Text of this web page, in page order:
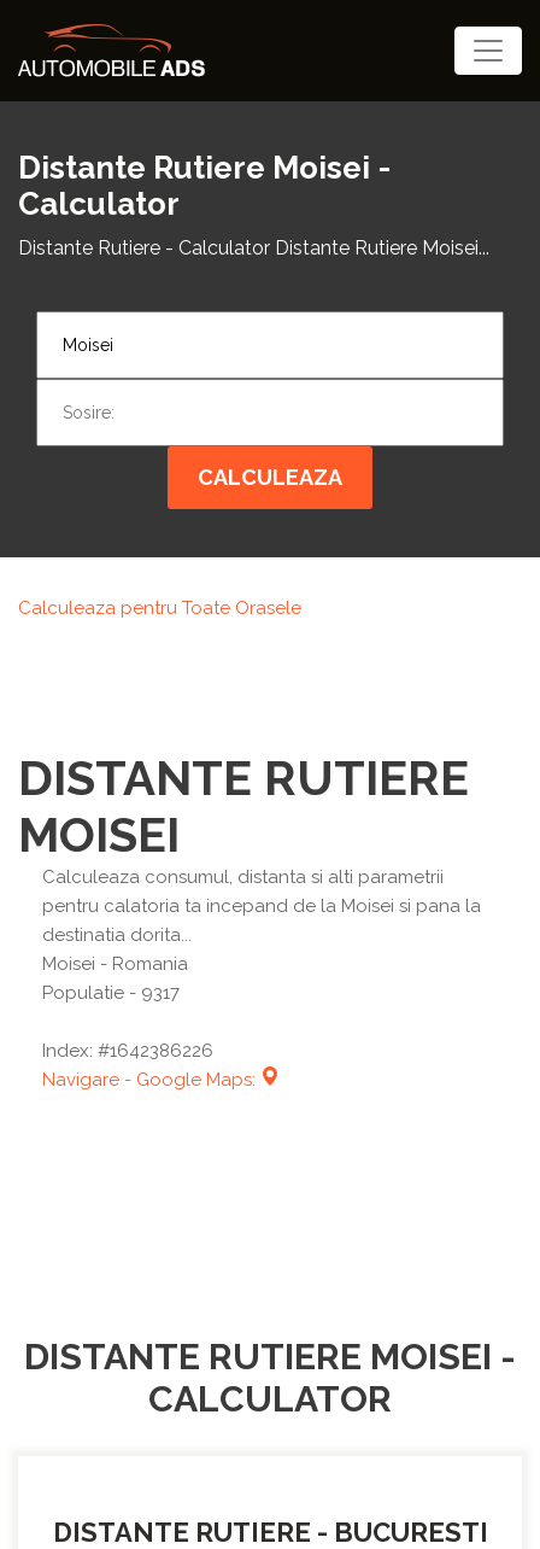
Distante Rutiere Moisei -
Calculator
Distante Rutiere - Calculator Distante Rutiere Moisei...
CALCULEAZA
Calculeaza pentru Toate Orasele
DISTANTE RUTIERE
MOISEI
Calculeaza consumul, distanta si alti parametrii
pentru calatoria ta incepand de la Moisei si pana la
destinatia dorita...
Moisei - Romania
Populatie - 9317
Index: #1642386226
Navigare - Google Maps:
DISTANTE RUTIERE MOISEI -
CALCULATOR
DISTANTE RUTIERE - BUCURESTI